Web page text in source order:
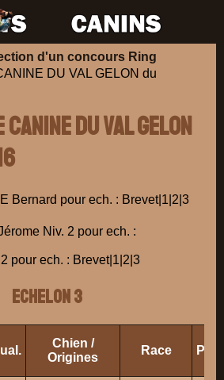
d'un concours Ring
DU VAL GELON du
DU VAL GELON
Bernard pour ech. : Brevet|1|2|3
Niv. 2 pour ech. :
pour ech. : Brevet|1|2|3
ECHELON 3
Chien /
Origines
Race